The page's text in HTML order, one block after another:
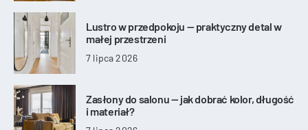
Lustro w przedpokoju — praktyczny detal w
małej przestrzeni
7 lipca 2026
Zasłony do salonu — jak dobrać kolor, długość
i materiał?